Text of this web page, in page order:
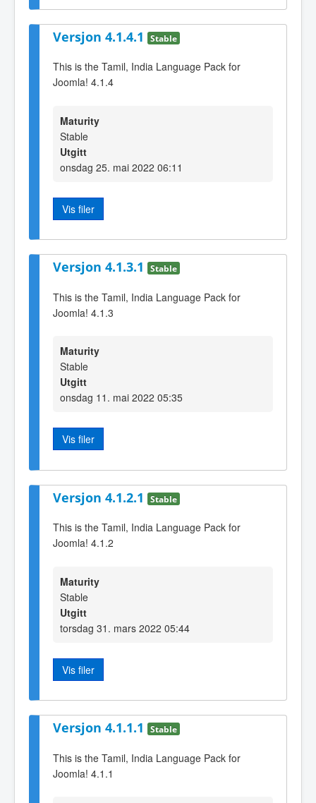
Versjon 4.1.4.1 Stable
This is the Tamil, India Language Pack for
Joomla! 4.1.4
Maturity
Stable
Utgitt
onsdag 25. mai 2022 06:11
Vis filer
Versjon 4.1.3.1 Stable
This is the Tamil, India Language Pack for
Joomla! 4.1.3
Maturity
Stable
Utgitt
onsdag 11. mai 2022 05:35
Vis filer
Versjon 4.1.2.1 Stable
This is the Tamil, India Language Pack for
Joomla! 4.1.2
Maturity
Stable
Utgitt
torsdag 31. mars 2022 05:44
Vis filer
Versjon 4.1.1.1 Stable
This is the Tamil, India Language Pack for
Joomla! 4.1.1